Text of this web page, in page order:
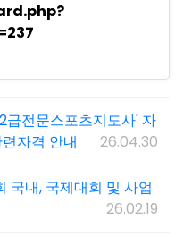
전문스포츠지도사' 자
자격 안내
26.04.30
국내, 국제대회 및 사업
26.02.19